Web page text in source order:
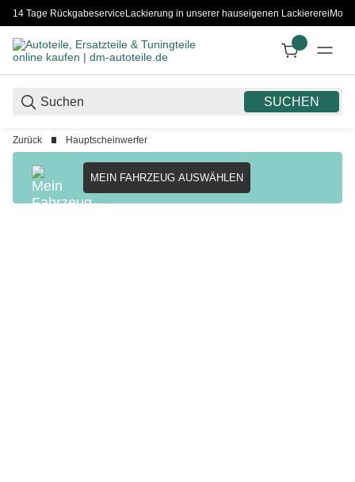
14 Tage RückgabeserviceLackierung in unserer hauseigenen Lackiererei
SUCHEN
Zurück Hauptscheinwerfer
MEIN FAHRZEUG AUSWÄHLEN